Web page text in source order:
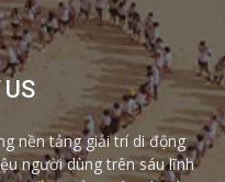
nền tảng giải trí di động
người dùng trên sáu lĩnh